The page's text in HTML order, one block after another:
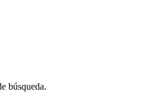
búsqueda.